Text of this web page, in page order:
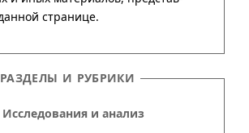
РАЗДЕЛЫ И РУБРИКИ
Исследования и анализ